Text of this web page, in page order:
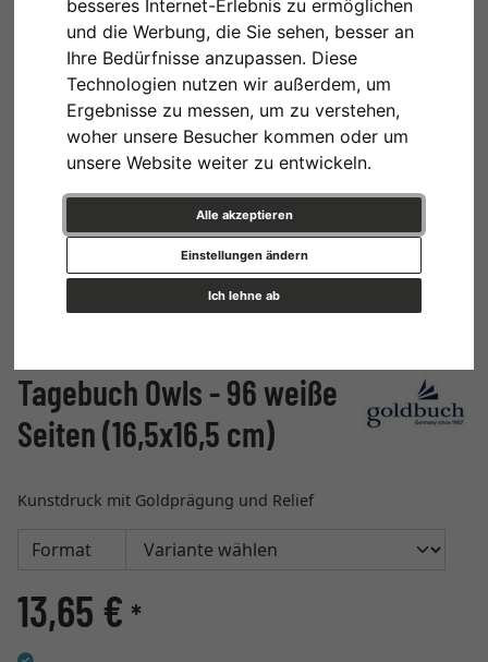
besseres Internet-Erlebnis zu ermöglichen
und die Werbung, die Sie sehen, besser an
Ihre Bedürfnisse anzupassen. Diese
Technologien nutzen wir außerdem, um
Ergebnisse zu messen, um zu verstehen,
woher unsere Besucher kommen oder um
unsere Website weiter zu entwickeln.
Alle akzeptieren
Ich lehne ab
Einstellungen ändern
Tagebuch Owls - 96 weiße
Seiten (16,5x16,5 cm)
Kunstdruck mit Goldprägung und Relief
Format
13,65 € *